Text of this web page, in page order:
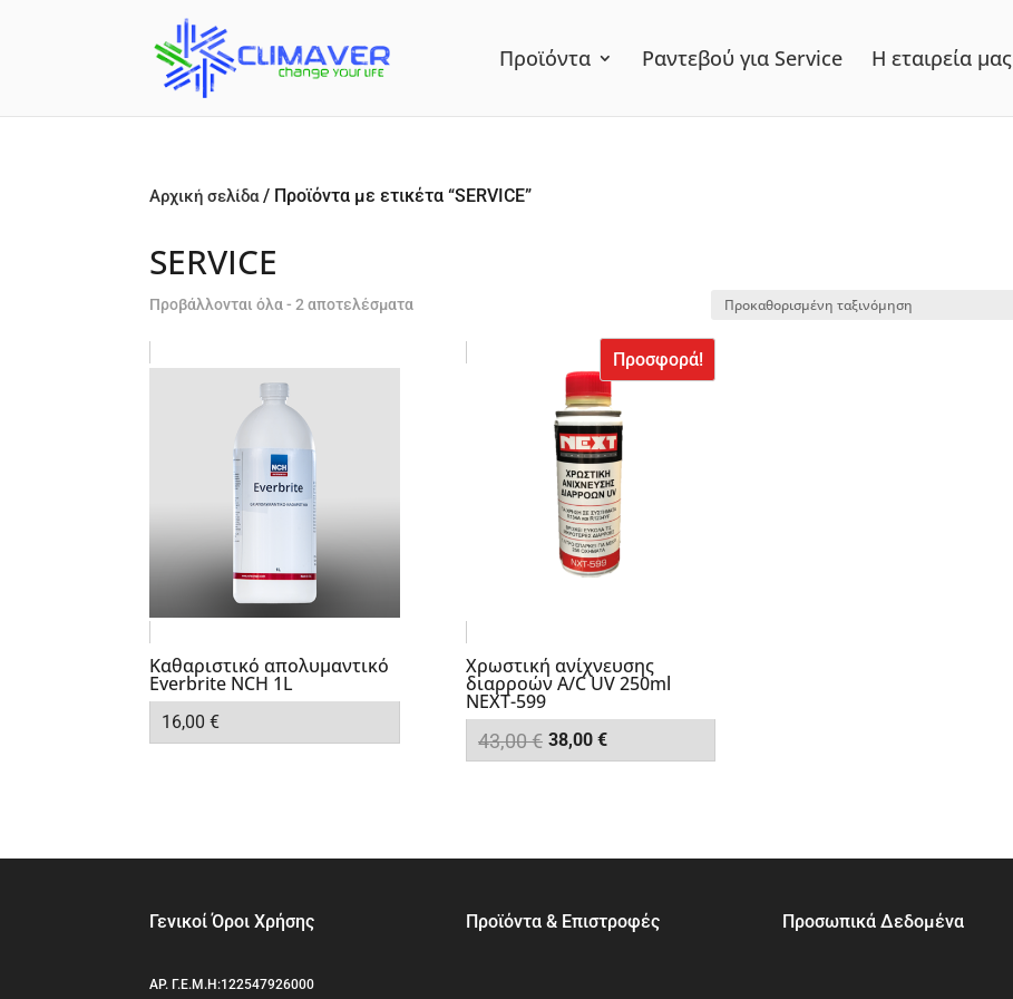
Προϊόντα Ραντεβού για Service Η εταιρεία μας
Αρχική σελίδα/ Προϊόντα με ετικέτα “SERVICE”
SERVICE
Προβάλλονται όλα - 2 αποτελέσματα
Καθαριστικό απολυμαντικό
Everbrite NCH 1L
16,00€
Προσφορά!
Χρωστική ανίχνευσης
διαρροών A/C UV 250ml
NEXT-599
43,00€ Original
38,00 €Η
38,00 €.
Γενικοί Όροι Χρήσης
ΑΡ. Γ.Ε.Μ.Η:122547926000
Προϊόντα & Επιστροφές Προσωπικά Δεδομένα